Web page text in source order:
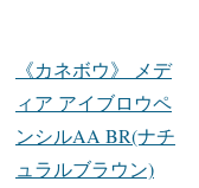
《カネボウ》 メデ
ィア アイブロウペ
ンシルAA BR(ナチ
ュラルブラウン)